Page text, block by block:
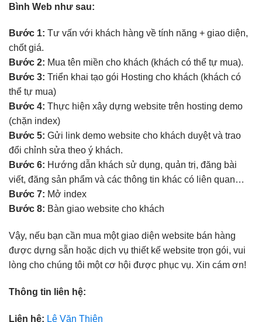
Bình Web như sau:
Bước 1: Tư vấn với khách hàng về tính năng + giao diện,
chốt giá.
Bước 2: Mua tên miền cho khách (khách có thể tự mua).
Bước 3: Triển khai tạo gói Hosting cho khách (khách có
thể tự mua)
Bước 4: Thực hiện xây dựng website trên hosting demo
(chặn index)
Bước 5: Gửi link demo website cho khách duyệt và trao
đổi chỉnh sửa theo ý khách.
Bước 6: Hướng dẫn khách sử dụng, quản trị, đăng bài
viết, đăng sản phẩm và các thông tin khác có liên quan…
Bước 7: Mở index
Bước 8: Bàn giao website cho khách
Vậy, nếu bạn cần mua một giao diện website bán hàng
được dựng sẵn hoặc dịch vụ thiết kế website trọn gói, vui
lòng cho chúng tôi một cơ hội được phục vụ. Xin cám ơn!
Thông tin liên hệ:
Liên hệ: Lê Văn Thiện